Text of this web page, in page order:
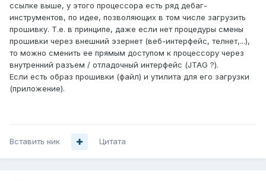
ссылке выше, у этого процессора есть ряд дебаг-
инструментов, по идее, позволяющих в том числе загрузить
прошивку. Т.е. в принципе, даже если нет процедуры смены
прошивки через внешний эзернет (веб-интерфейс, телнет,...),
то можно сменить ее прямым доступом к процессору через
внутренний разъем / отладочный интерфейс (JTAG ?).
Если есть образ прошивки (файл) и утилита для его загрузки
(приложение).
Вставить ник Цитата